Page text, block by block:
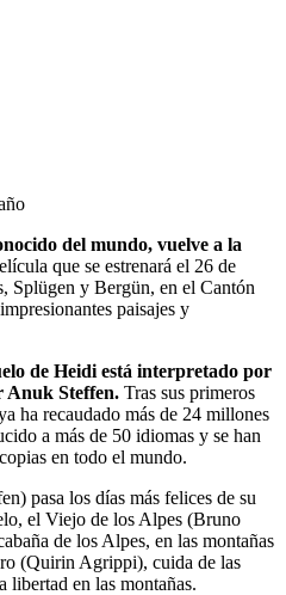
del mundo, vuelve a la
que se estrenará el 26 de
Splügen y Bergün, en el Cantón
paisajes y
de Heidi está interpretado por
Anuk Steffen. Tras sus primeros
ha recaudado más de 24 millones
a más de 50 idiomas y se han
en todo el mundo.
pasa los días más felices de su
el Viejo de los Alpes (Bruno
de los Alpes, en las montañas
(Quirin Agrippi), cuida de las
libertad en las montañas.